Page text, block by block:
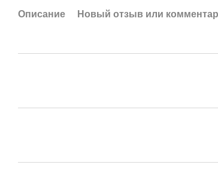
Описание Новый отзыв или